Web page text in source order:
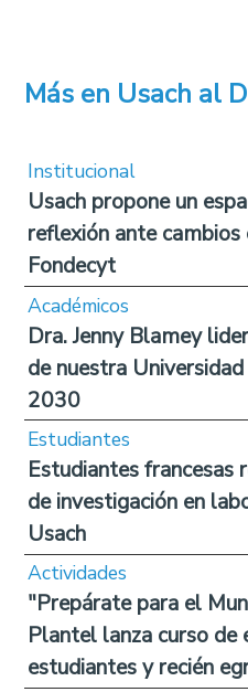
Más en Usach al
Institucional
Usach propone un
reflexión ante cambios
Fondecyt
Académicos
Dra. Jenny Blamey
de nuestra
2030
Estudiantes
Estudiantes francesas
de investigación en
Usach
Actividades
"Prepárate para el
Plantel lanza curso de
estudiantes y recién